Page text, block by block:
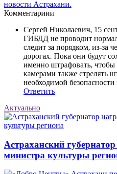
новости Астрахани.
Комментариии
Сергей Николаевич, 15
ГИБДД не проводит
следит за порядком, из-за
дорогах. Пока они будут
именно штрафовать, чтобы
камерами также стрелять
необходимой безопасности
Ответить
Актуально
Астраханский
министра культуры